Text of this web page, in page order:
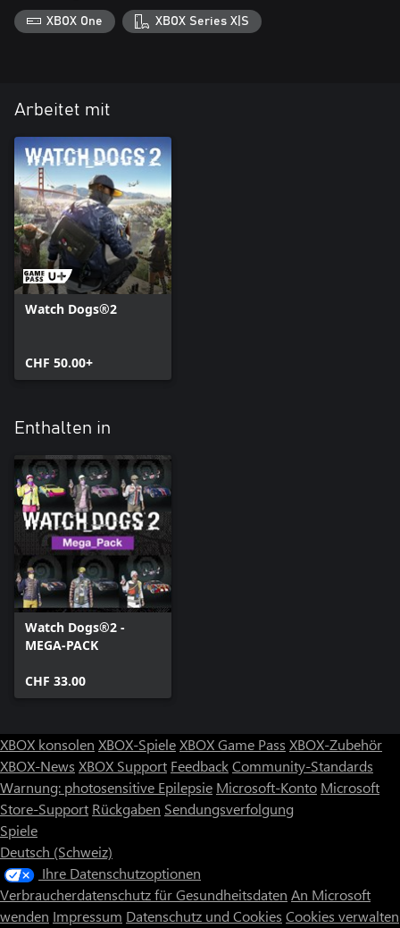
XBOX One XBOX Series X|S
Arbeitet mit
Watch Dogs®2
CHF 50.00+
Enthalten in
Watch Dogs®2 -
MEGA-PACK
CHF 33.00
XBOX konsolen XBOX-SpieleXBOX Game Pass XBOX-Zubehör
XBOX-News XBOX Support FeedbackCommunity-Standards
Warnung: photosensitive Epilepsie Microsoft-Konto Microsoft
Store-Support Rückgaben Sendungsverfolgung
Spiele
Deutsch (Schweiz)
Ihre Datenschutzoptionen
Verbraucherdatenschutz für Gesundheitsdaten An Microsoft
wenden Impressum Datenschutz und Cookies Cookies verwalten